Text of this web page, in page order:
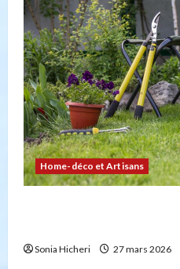
Home-déco et Artisans
Sonia Hicheri 27 mars 2026